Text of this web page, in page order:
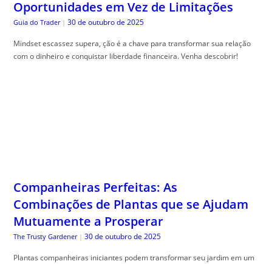
Oportunidades em Vez de Limitações
Guia do Trader | 30 de outubro de 2025
Mindset escassez supera, ção é a chave para transformar sua relação
com o dinheiro e conquistar liberdade financeira. Venha descobrir!
Companheiras Perfeitas: As
Combinações de Plantas que se Ajudam
Mutuamente a Prosperar
The Trusty Gardener | 30 de outubro de 2025
Plantas companheiras iniciantes podem transformar seu jardim em um